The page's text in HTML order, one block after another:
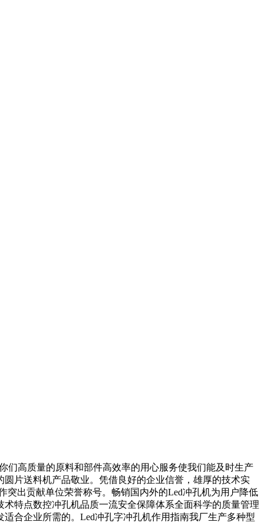
高质量的原料和部件高效率的用心服务使我们能及时生产
片送料机产品敬业。凭借良好的企业信誉，雄厚的技术实
突出贡献单位荣誉称号。畅销国内外的Led冲孔机为用户降低
特点数控冲孔机品质一流安全保障体系全面科学的质量管理
合企业所需的。Led冲孔字冲孔机作用指南我厂生产多种型